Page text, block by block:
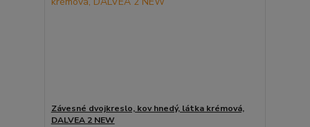
Závesné dvojkreslo, kov hnedý, látka krémová,
DALVEA 2 NEW